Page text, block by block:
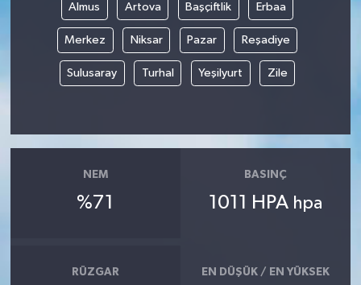
Almus Artova Başçiftlik Erbaa
Merkez Niksar Pazar Reşadiye
Sulusaray Turhal Yeşilyurt Zile
NEM
%71
BASINÇ
1011 HPA hpa
RÜZGAR EN DÜŞÜK / EN YÜKSEK